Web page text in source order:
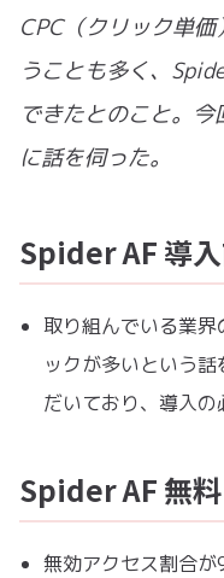
CPC（クリック単
うことも多く、
できたとのこと。
に話を伺った。
Spider AF 導
取り組んでいる業
ックが多いという
だいており、導入
Spider AF 無
無効アクセス割合